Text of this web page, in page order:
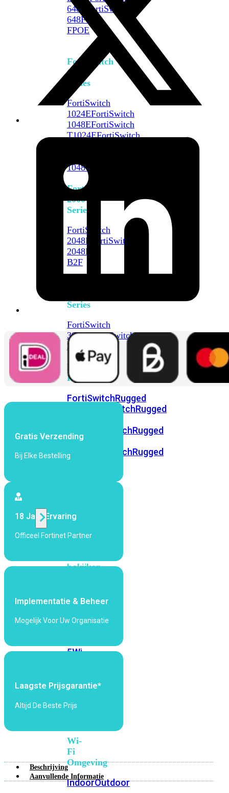
648F
FortiSwitch
648F-
FPOE
FortiSwitch
1000
Series
FortiSwitch
1024EFortiSwitch
1048EFortiSwitch
T1024EFortiSwitch
1048G
FortiSwitch
2000
Series
FortiSwitch
2048F
FortiSwitch
2048F-
B2F
Series
FortiSwitch
3032EFortiSwitch
3032G
FortiSwitch
Ruggedized
FortiSwitchRugged
FortiSwitchRugged
FortiSwitchRugged
216F-
POE
FortiSwitchRugged
424F-
Alle
bekijken
Fi
5Wi-
Fi
Fi
Wi-
Fi
Omgeving
IndoorOutdoor
Gratis Verzending
Bij Elke Bestelling
18 Jaar Ervaring
Officeel Fortinet Partner
Implementatie & Beheer
Mogelijk Voor Uw Organisatie
Laagste Prijsgarantie*
Altijd De Beste Prijs
Beschrijving
Aanvullende Informatie